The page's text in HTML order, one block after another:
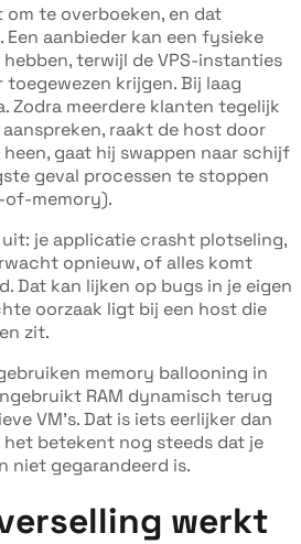
om te overboeken, en dat
aanbieder kan een fysieke
hebben, terwijl de VPS-instanties
toegewezen krijgen. Bij laag
Zodra meerdere klanten tegelijk
raakt de host door
gaat hij swappen naar schijf
geval processen te stoppen
of-memory).
je applicatie crasht plotseling,
opnieuw, of alles komt
Dat kan lijken op bugs in je eigen
oorzaak ligt bij een host die
zit.
memory ballooning in
RAM dynamisch terug
VM's. Dat is iets eerlijker dan
het betekent nog steeds dat je
niet gegarandeerd is.
werkt